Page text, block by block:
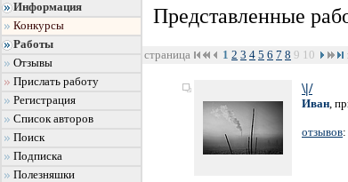
Информация
Конкурсы
Работы
Отзывы
Прислать работу
Регистрация
Список авторов
Поиск
Подписка
Полезняшки
Представленные
страница 1 2 3 4 5 6 7 8 9 10
\|/
Иван,
отзывов